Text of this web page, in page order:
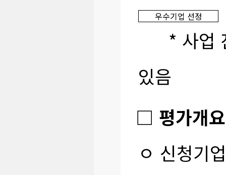
우수기업 선정
* 사업
있음
□ 평가개요
ㅇ 신청기